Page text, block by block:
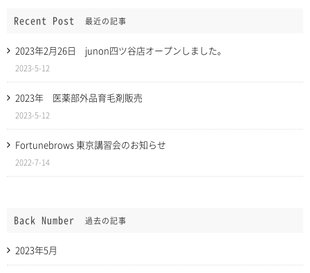
Recent Post 最近の記事
2023年2月26日 junon四ツ谷店オープンしました。
2023-5-12
2023年 医薬部外品育毛剤販売
2023-5-12
Fortunebrows 東京講習会のお知らせ
2022-7-14
Back Number 過去の記事
2023年5月